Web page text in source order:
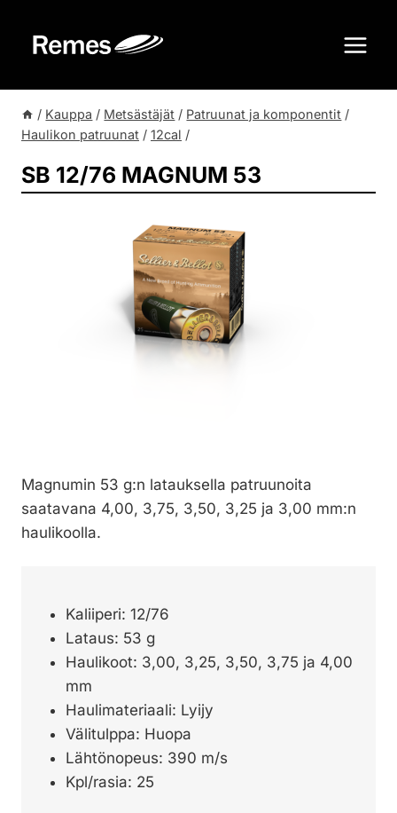
sisältöön
/ Kauppa / Metsästäjät / Patruunat ja komponentit /
Haulikon patruunat / 12cal /
SB 12/76 MAGNUM 53
Magnumin 53 g:n latauksella patruunoita
saatavana 4,00, 3,75, 3,50, 3,25 ja 3,00 mm:n
haulikoolla.
Kaliiperi: 12/76
Lataus: 53 g
Haulikoot: 3,00, 3,25, 3,50, 3,75 ja 4,00
mm
Haulimateriaali: Lyijy
Välitulppa: Huopa
Lähtönopeus: 390 m/s
Kpl/rasia: 25